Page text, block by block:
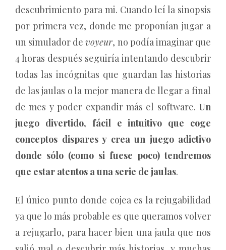
descubrimiento para mi. Cuando leí la sinopsis
por primera vez, donde me proponían jugar a
un simulador devoyeur, no podía imaginar que
4 horas después seguiría intentando descubrir
todas las incógnitas que guardan las historias
de las jaulas o la mejor manera de llegar a final
de mes y poder expandir más el software. Un
juego divertido, fácil e intuitivo que coge
conceptos dispares y crea un juego adictivo
donde sólo (como si fuese poco) tendremos
que estar atentos a una serie de jaulas.
El único punto donde cojea es la rejugabilidad
ya que lo más probable es que queramos volver
a rejugarlo, para hacer bien una jaula que nos